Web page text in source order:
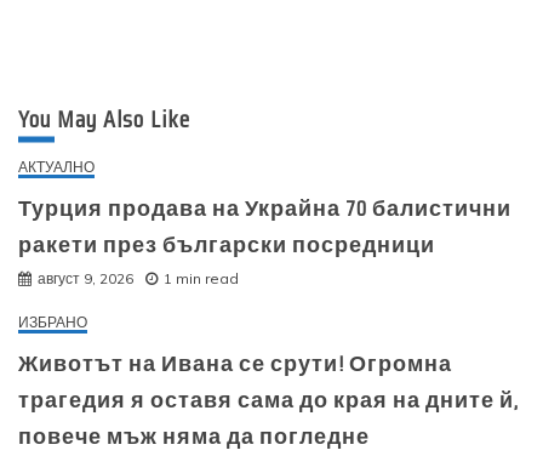
You May Also Like
АКТУАЛНО
Турция продава на Украйна 70 балистични
ракети през български посредници
август 9, 2026 1 min read
ИЗБРАНО
Животът на Ивана се срути! Огромна
трагедия я оставя сама до края на дните й,
повече мъж няма да погледне